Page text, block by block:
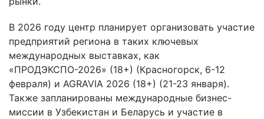
В 2026 году центр планирует организовать участие
предприятий региона в таких ключевых
международных выставках, как
«ПРОДЭКСПО-2026» (18+) (Красногорск, 6-12
февраля) и AGRAVIA 2026 (18+) (21-23 января).
Также запланированы международные бизнес-
миссии в Узбекистан и Беларусь и участие в